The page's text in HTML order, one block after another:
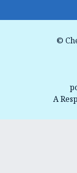
©
A